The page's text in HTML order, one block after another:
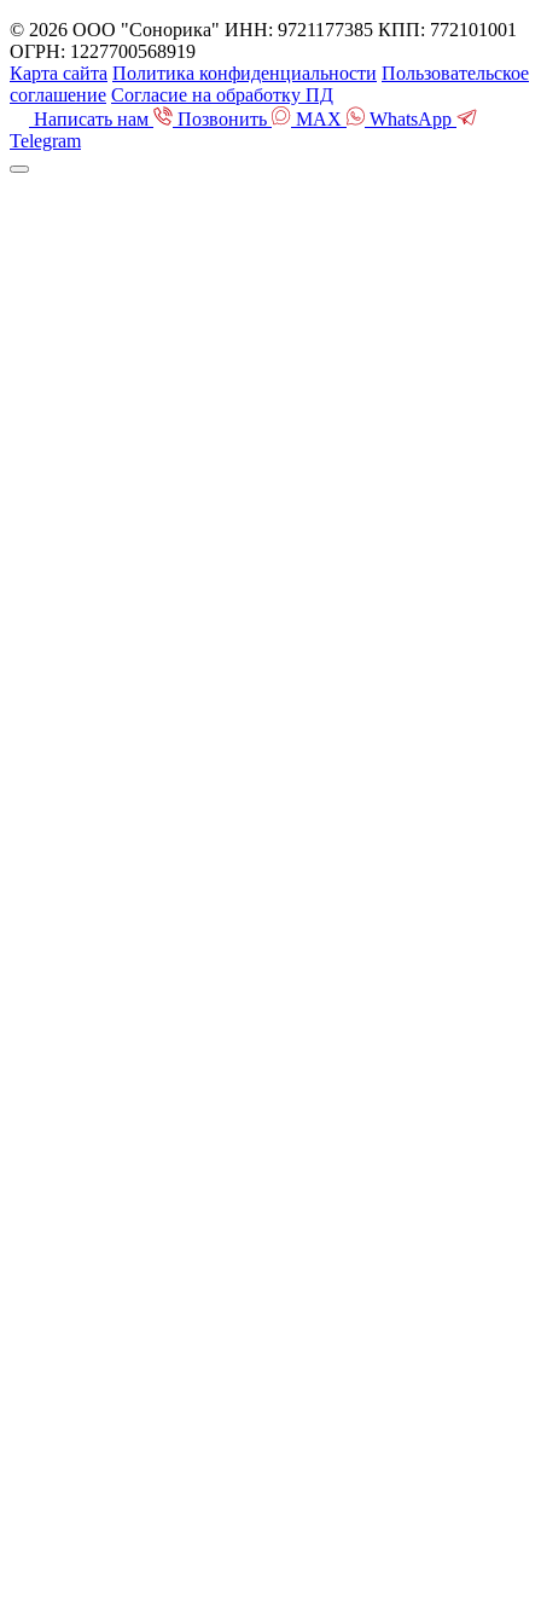
© 2026 ООО "Сонорика" ИНН: 9721177385 КПП: 772101001
ОГРН: 1227700568919
Карта сайта Политика конфиденциальности Пользовательское
соглашение Согласие на обработку ПД
Написать нам
Позвонить MAX
WhatsApp
Telegram